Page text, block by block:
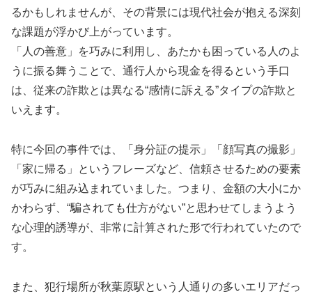
るかもしれませんが、その背景には現代社会が抱える深刻
な課題が浮かび上がっています。
「人の善意」を巧みに利用し、あたかも困っている人のよ
うに振る舞うことで、通行人から現金を得るという手口
は、従来の詐欺とは異なる“感情に訴える”タイプの詐欺と
いえます。
特に今回の事件では、「身分証の提示」「顔写真の撮影」
「家に帰る」というフレーズなど、信頼させるための要素
が巧みに組み込まれていました。つまり、金額の大小にか
かわらず、“騙されても仕方がない”と思わせてしまうよう
な心理的誘導が、非常に計算された形で行われていたので
す。
また、犯行場所が秋葉原駅という人通りの多いエリアだっ